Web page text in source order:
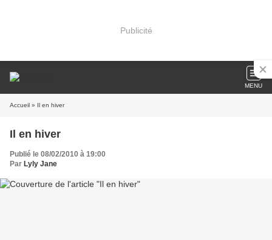
Publicité
MENU
Accueil » Il en hiver
Il en hiver
Publié le 08/02/2010 à 19:00
Par Lyly Jane